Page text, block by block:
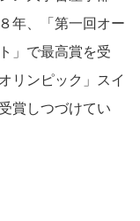
年、「第一回オー
」で最高賞を受
リンピック」スイ
賞しつづけてい